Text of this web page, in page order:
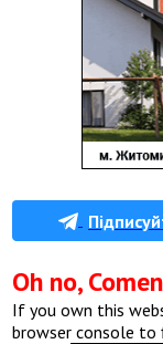
Oh no,
If you own this
browser console to